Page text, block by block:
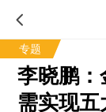
专题
李晓鹏
需实现五